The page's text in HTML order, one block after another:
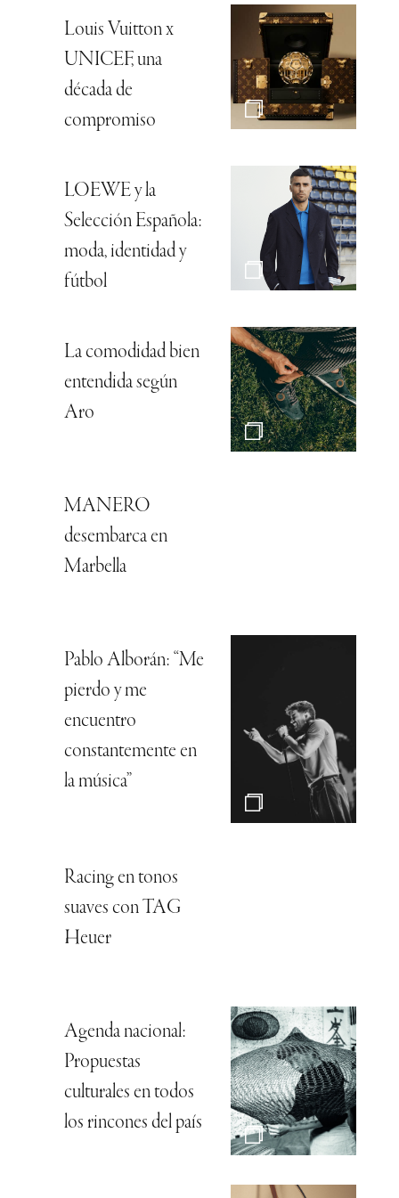
Louis Vuitton x
UNICEF, una
década de
compromiso
LOEWE y la
Selección Española:
moda, identidad y
fútbol
La comodidad bien
entendida según
Aro
MANERO
desembarca en
Marbella
Pablo Alborán: “Me
pierdo y me
encuentro
constantemente en
la música”
Racing en tonos
suaves con TAG
Heuer
Agenda nacional:
Propuestas
culturales en todos
los rincones del país